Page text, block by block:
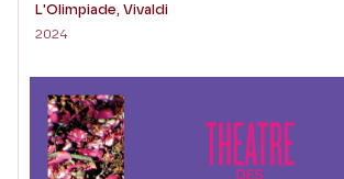
L'Olimpiade, Vivaldi
2024